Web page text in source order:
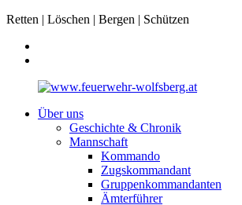
Retten | Löschen | Bergen | Schützen
Über uns
Geschichte & Chronik
Mannschaft
Kommando
Zugskommandant
Gruppenkommandanten
Ämterführer